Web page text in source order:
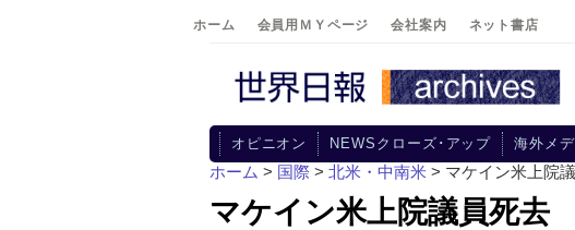
ホーム 会員用ＭＹページ 会社案内 ネット書店
オピニオン NEWSクローズ･アップ 海外メ
ホーム > 国際 > 北米・中南米 > マケイン米上院
マケイン米上院議員死去